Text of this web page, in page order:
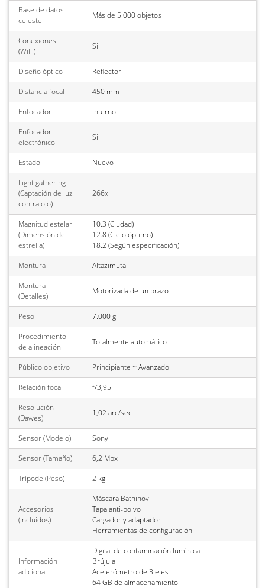
Base de datos
celeste
Más de 5.000 objetos
Conexiones
(WiFi)
Si
Diseño óptico
Reflector
Distancia focal
450 mm
Enfocador
Interno
Enfocador
electrónico
Si
Estado
Nuevo
Light gathering
(Captación de luz
contra ojo)
266x
Magnitud estelar
(Dimensión de
estrella)
10.3 (Ciudad)
12.8 (Cielo óptimo)
18.2 (Según especificación)
Montura
Altazimutal
Montura
(Detalles)
Motorizada de un brazo
Peso
7.000 g
Procedimiento
de alineación
Totalmente automático
Público objetivo
Principiante ~ Avanzado
Relación focal
f/3,95
Resolución
(Dawes)
1,02 arc/sec
Sensor (Modelo)
Sony
Sensor (Tamaño)
6,2 Mpx
Trípode (Peso)
2 kg
Accesorios
(Incluidos)
Máscara Bathinov
Tapa anti-polvo
Cargador y adaptador
Herramientas de configuración
Información
adicional
Digital de contaminación lumínica
Brújula
Acelerómetro de 3 ejes
64 GB de almacenamiento